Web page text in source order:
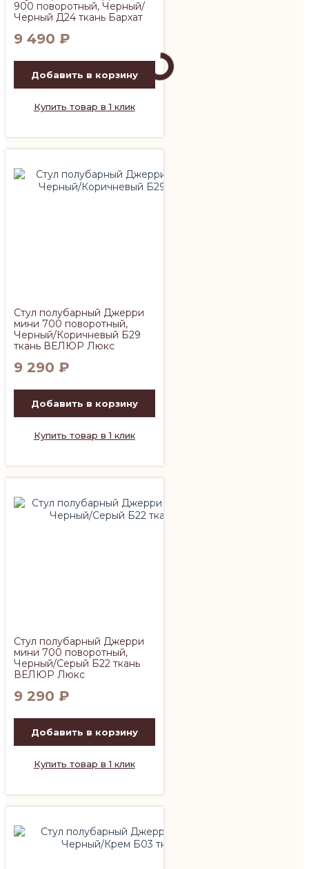
900 поворотный, Черный/
Черный Д24 ткань Бархат
9 490 ₽
Добавить в корзину
Купить товар в 1 клик
Стул полубарный Джерри
мини 700 поворотный,
Черный/Коричневый Б29
ткань ВЕЛЮР Люкс
9 290 ₽
Добавить в корзину
Купить товар в 1 клик
Стул полубарный Джерри
мини 700 поворотный,
Черный/Серый Б22 ткань
ВЕЛЮР Люкс
9 290 ₽
Добавить в корзину
Купить товар в 1 клик